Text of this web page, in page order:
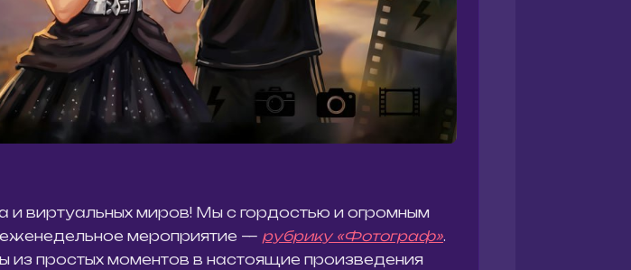
и виртуальных миров! Мы с гордостью и огромным
мероприятие — рубрику «Фотограф».
простых моментов в настоящие произведения